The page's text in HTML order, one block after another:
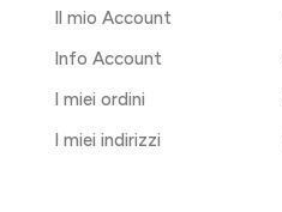
Il mio Account
Info Account
I miei ordini
I miei indirizzi